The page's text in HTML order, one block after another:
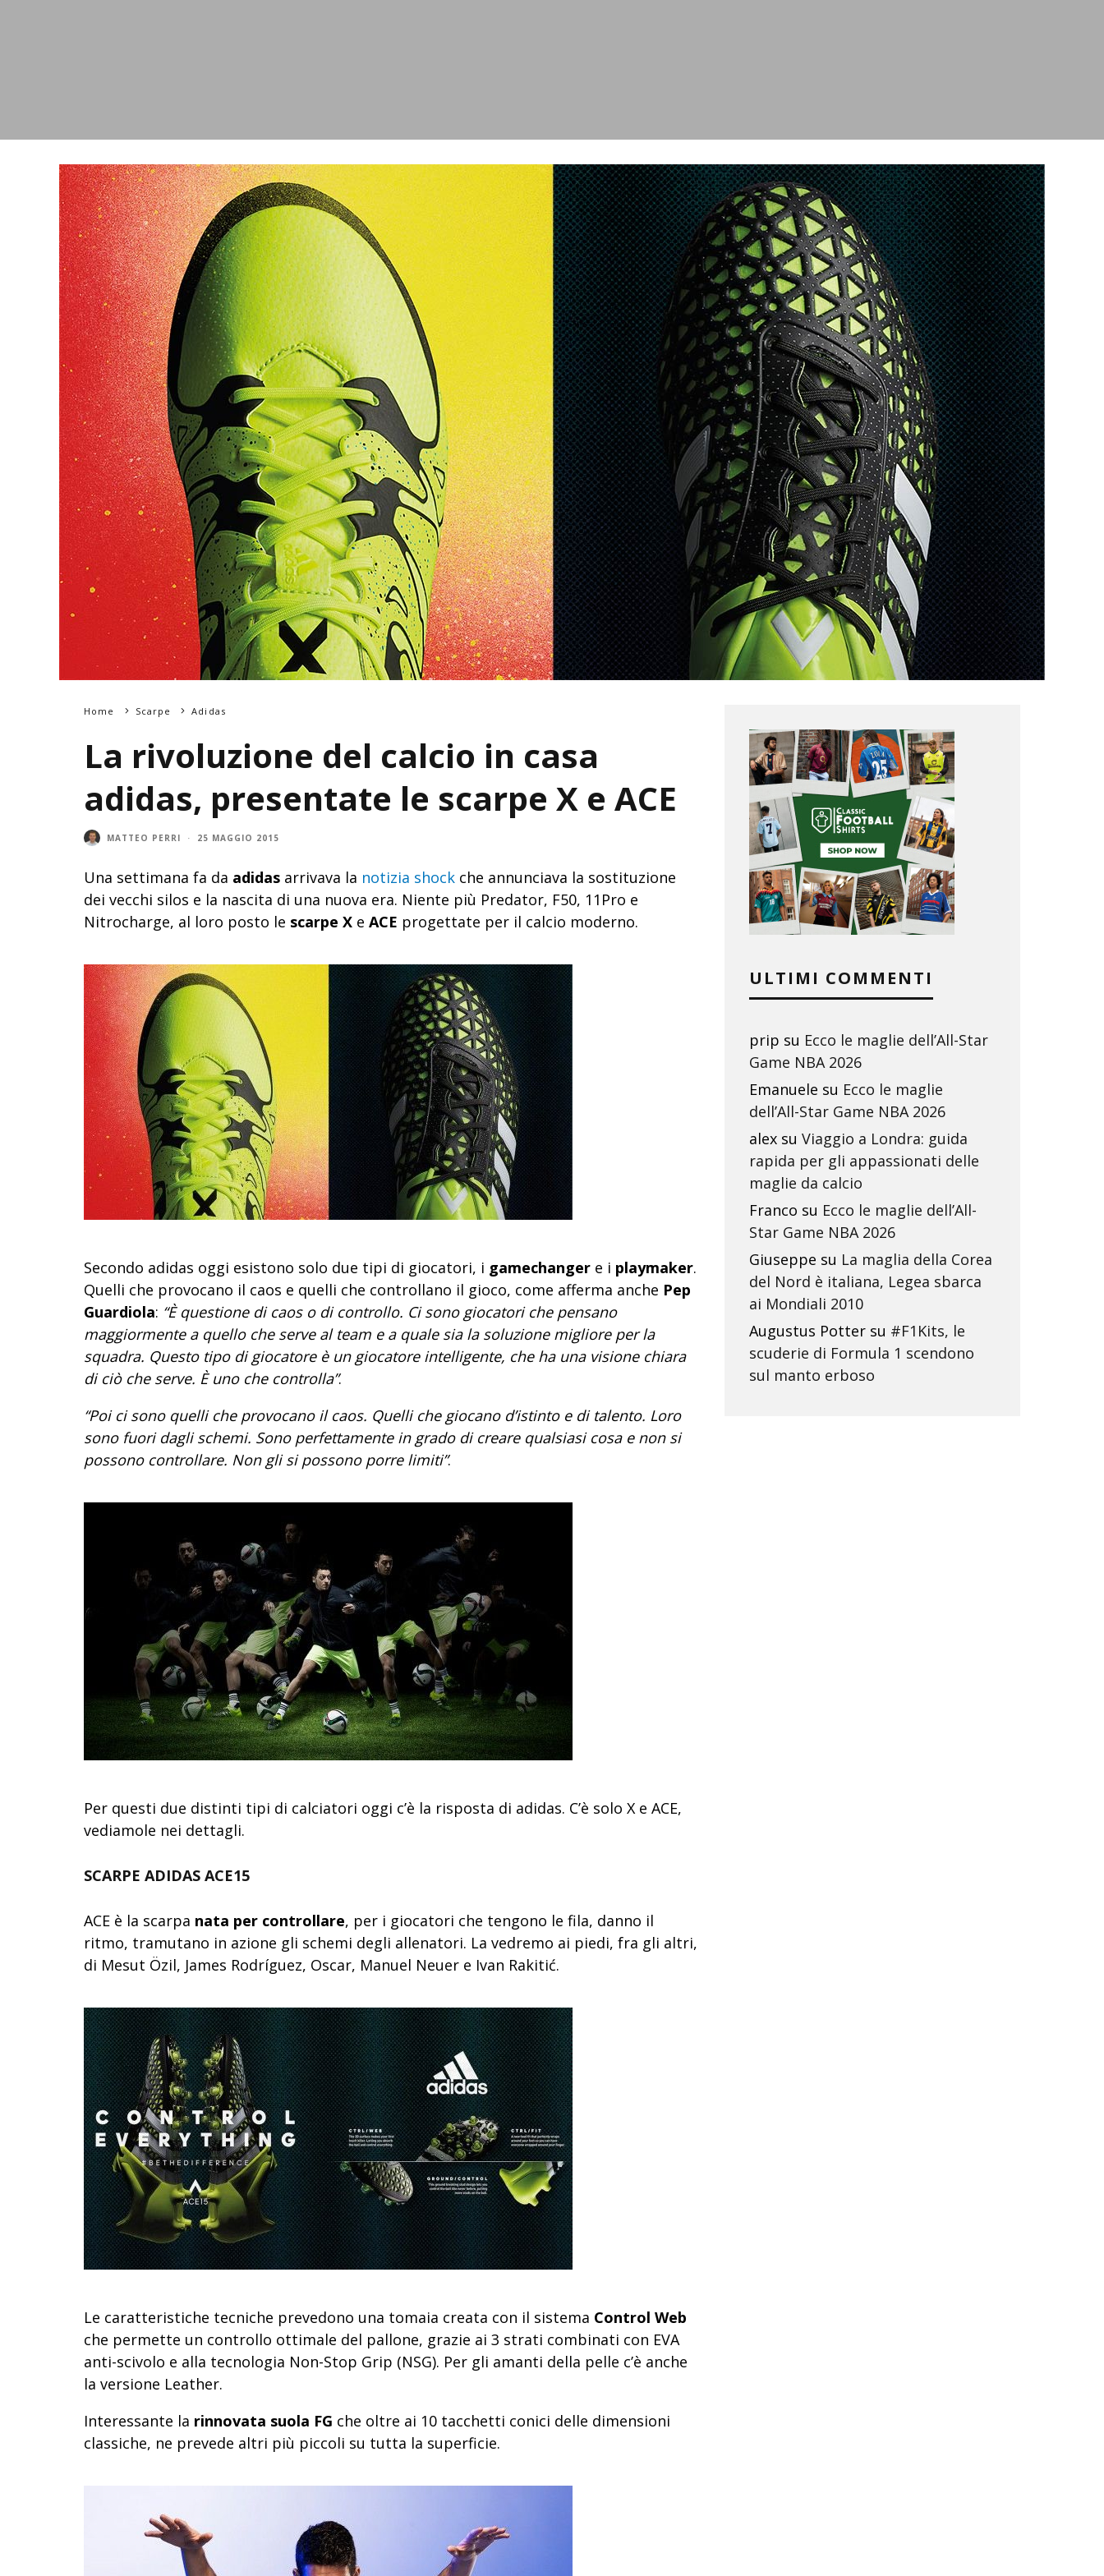
Home Scarpe Adidas
La rivoluzione del calcio in casa
adidas, presentate le scarpe X e ACE
MATTEO PERRI · 25 MAGGIO 2015
Una settimana fa da adidas arrivava la notizia shock che annunciava la sostituzione
dei vecchi silos e la nascita di una nuova era. Niente più Predator, F50, 11Pro e
Nitrocharge, al loro posto le scarpe X e ACE progettate per il calcio moderno.
Secondo adidas oggi esistono solo due tipi di giocatori, i gamechanger e i playmaker.
Quelli che provocano il caos e quelli che controllano il gioco, come afferma anche Pep
Guardiola: “È questione di caos o di controllo. Ci sono giocatori che pensano
maggiormente a quello che serve al team e a quale sia la soluzione migliore per la
squadra. Questo tipo di giocatore è un giocatore intelligente, che ha una visione chiara
di ciò che serve. È uno che controlla”.
“Poi ci sono quelli che provocano il caos. Quelli che giocano d’istinto e di talento. Loro
sono fuori dagli schemi. Sono perfettamente in grado di creare qualsiasi cosa e non si
possono controllare. Non gli si possono porre limiti”.
Per questi due distinti tipi di calciatori oggi c’è la risposta di adidas. C’è solo X e ACE,
vediamole nei dettagli.
SCARPE ADIDAS ACE15
ACE è la scarpa nata per controllare, per i giocatori che tengono le fila, danno il
ritmo, tramutano in azione gli schemi degli allenatori. La vedremo ai piedi, fra gli altri,
di Mesut Özil, James Rodríguez, Oscar, Manuel Neuer e Ivan Rakitić.
Le caratteristiche tecniche prevedono una tomaia creata con il sistema Control Web
che permette un controllo ottimale del pallone, grazie ai 3 strati combinati con EVA
anti-scivolo e alla tecnologia Non-Stop Grip (NSG). Per gli amanti della pelle c’è anche
la versione Leather.
Interessante la rinnovata suola FG che oltre ai 10 tacchetti conici delle dimensioni
classiche, ne prevede altri più piccoli su tutta la superficie.
ULTIMI COMMENTI
prip su Ecco le maglie dell’All-Star
Game NBA 2026
Emanuele su Ecco le maglie
dell’All-Star Game NBA 2026
alex su Viaggio a Londra: guida
rapida per gli appassionati delle
maglie da calcio
Franco su Ecco le maglie dell’All-
Star Game NBA 2026
Giuseppe su La maglia della Corea
del Nord è italiana, Legea sbarca
ai Mondiali 2010
Augustus Potter su #F1Kits, le
scuderie di Formula 1 scendono
sul manto erboso